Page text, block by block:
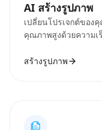
AI สร้างรูปภาพ
เปลี่ยนโปรเจกต์ของ
คุณภาพสูงด้วยความเ
สร้างรูปภาพ